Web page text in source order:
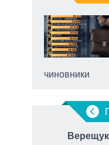
чиновники